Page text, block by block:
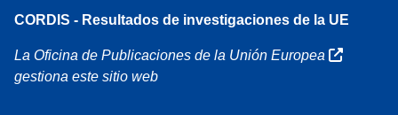
CORDIS - Resultados de investigaciones de la UE
La Oficina de Publicaciones de la Unión Europea
gestiona este sitio web